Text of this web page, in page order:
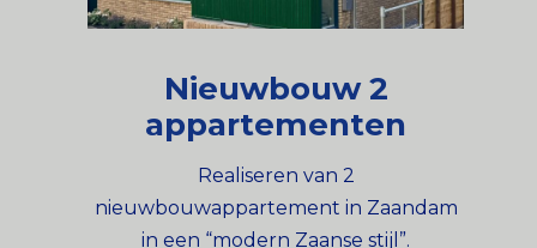
Nieuwbouw 2
appartementen
Realiseren van 2
nieuwbouwappartement in Zaandam
in een “modern Zaanse stijl”.